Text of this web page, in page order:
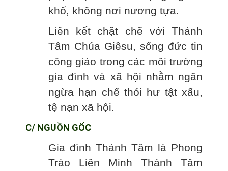
khổ, không nơi nương tựa.
Liên kết chặt chẽ với Thánh
Tâm Chúa Giêsu, sống đức tin
công giáo trong các môi trường
gia đình và xã hội nhằm ngăn
ngừa hạn chế thói hư tật xấu,
tệ nạn xã hội.
C/ NGUỒN GỐC
Gia đình Thánh Tâm là Phong
Trào Liên Minh Thánh Tâm